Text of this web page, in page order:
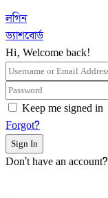
লগিন
ড্যাশবোর্ড
Hi, Welcome back!
Keep me signed in
Forgot?
Sign In
Don't have an account?